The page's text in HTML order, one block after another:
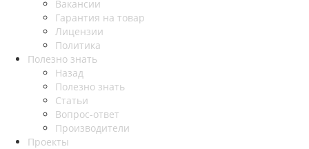
Вакансии
Гарантия на товар
Лицензии
Политика
Полезно знать
Назад
Полезно знать
Статьи
Вопрос-ответ
Производители
Проекты